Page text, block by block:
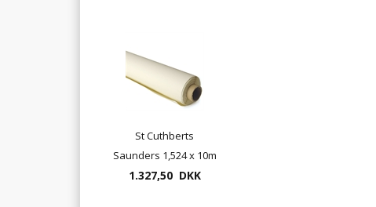
St Cuthberts
Saunders 1,524 x 10m
190gram Rough
1.327,50 DKK